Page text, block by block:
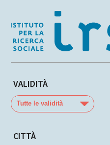
VALIDITÀ
Tutte
le
validità
CITTÀ